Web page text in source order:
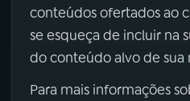
conteúdos ofertados ao
se esqueça de incluir na
do conteúdo alvo de sua
Para mais informações